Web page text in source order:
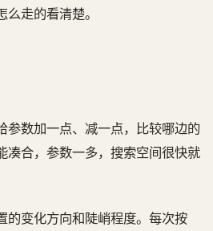
走的看清楚。
参数加一点、减一点，比较哪边的
凑合，参数一多，搜索空间很快就
的变化方向和陡峭程度。每次按